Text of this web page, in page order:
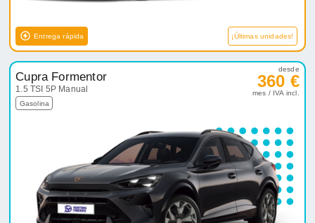
Entrega rápida ¡Últimas unidades!
Cupra Formentor
1.5 TSI 5P Manual
Gasolina
desde
360 €
mes / IVA incl.